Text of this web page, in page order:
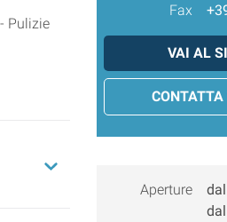
Pulizie
Fax
VAI AL
Aperture